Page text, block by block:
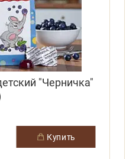
"Черничка"
купить